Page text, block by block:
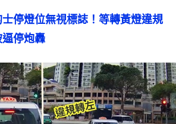
停燈位無視標誌！等轉黃燈違規
停炮轟